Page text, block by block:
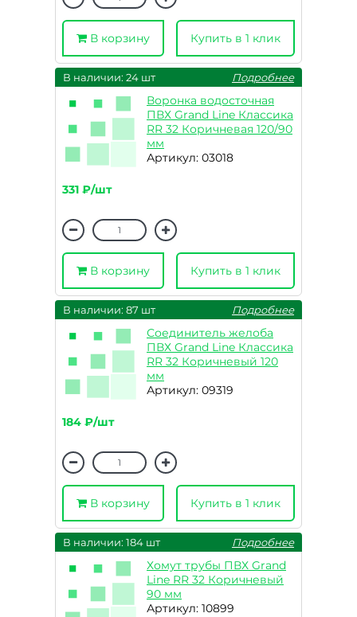
В корзину Купить в 1 клик
В наличии: 24 шт Подробнее
Воронка водосточная
ПВХ Grand Line Классика
RR 32 Коричневая 120/90
мм
Артикул: 03018
331 ₽/шт
В корзину Купить в 1 клик
В наличии: 87 шт Подробнее
Соединитель желоба
ПВХ Grand Line Классика
RR 32 Коричневый 120
мм
Артикул: 09319
184 ₽/шт
В корзину Купить в 1 клик
В наличии: 184 шт Подробнее
Хомут трубы ПВХ Grand
Line RR 32 Коричневый
90 мм
Артикул: 10899